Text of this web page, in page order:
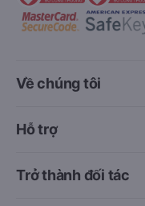
Về chúng tôi
Hỗ trợ
Trở thành đối tác